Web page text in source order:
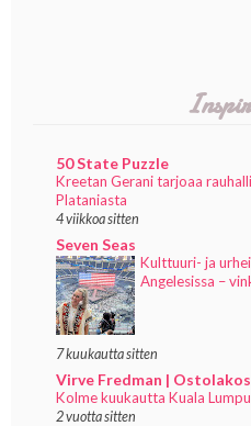
50 State Puzzle
Kreetan Gerani tarjoaa
Plataniasta
4 viikkoa sitten
Seven Seas
Kulttuuri- ja
Angelesissa –
7 kuukautta sitten
Virve Fredman |
Kolme kuukautta Kuala
2 vuotta sitten